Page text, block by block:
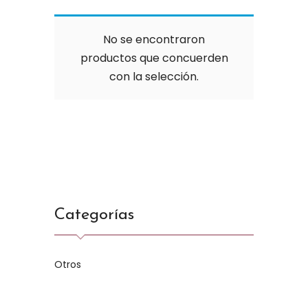
No se encontraron
productos que concuerden
con la selección.
Categorías
Otros